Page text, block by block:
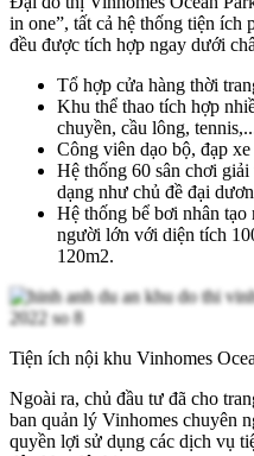
in one”, tất cả hệ thống tiện ích
đều được tích hợp ngay dưới
Tổ hợp cửa hàng thời
Khu thể thao tích hợp
chuyền, cầu lông,
Công viên dạo bộ, đạp
Hệ thống 60 sân chơi
dạng như chủ đề đại
Hệ thống bể bơi nhân
người lớn với diện tích
120m2.
Tiện ích nội khu Vinhomes
Ngoài ra, chủ đầu tư đã cho
ban quản lý Vinhomes chuyên
quyền lợi sử dụng các dịch vụ